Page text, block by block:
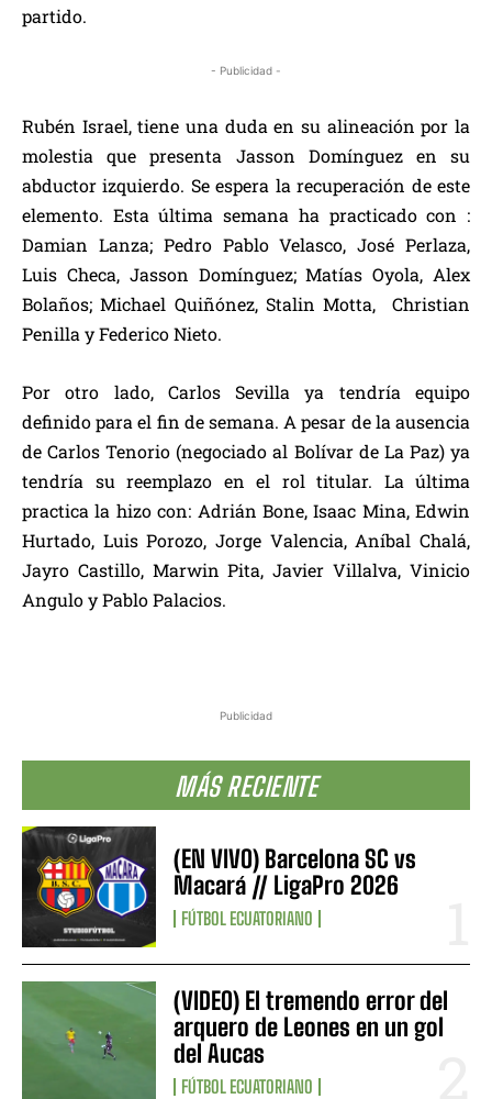
Publicidad
MÁS RECIENTE
(EN VIVO) Barcelona SC vs
Macará // LigaPro 2026
FÚTBOL ECUATORIANO
(VIDEO) El tremendo error del
arquero de Leones en un gol
del Aucas
FÚTBOL ECUATORIANO
partido.
- Publicidad -
Rubén Israel, tiene una duda en su alineación por la
molestia que presenta Jasson Domínguez en su
abductor izquierdo. Se espera la recuperación de este
elemento. Esta última semana ha practicado con :
Damian Lanza; Pedro Pablo Velasco, José Perlaza,
Luis Checa, Jasson Domínguez; Matías Oyola, Alex
Bolaños; Michael Quiñónez, Stalin Motta, Christian
Penilla y Federico Nieto.
Por otro lado, Carlos Sevilla ya tendría equipo
definido para el fin de semana. A pesar de la ausencia
de Carlos Tenorio (negociado al Bolívar de La Paz) ya
tendría su reemplazo en el rol titular. La última
practica la hizo con: Adrián Bone, Isaac Mina, Edwin
Hurtado, Luis Porozo, Jorge Valencia, Aníbal Chalá,
Jayro Castillo, Marwin Pita, Javier Villalva, Vinicio
Angulo y Pablo Palacios.